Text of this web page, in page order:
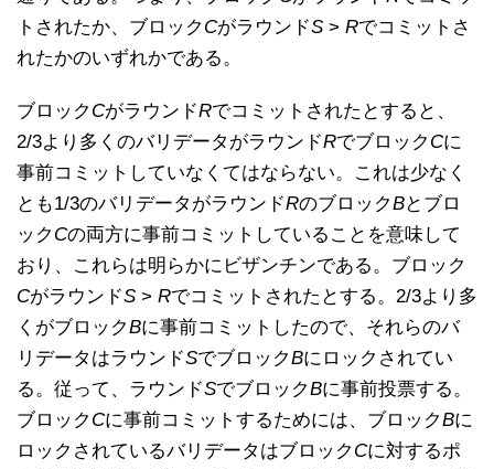
トされたか、ブロック CがラウンドS > Rでコミットさ
れたかのいずれかである。
ブロック CがラウンドRでコミットされたとすると、
2/3より多くのバリデータがラウンドRでブロック Cに
事前コミットしていなくてはならない。これは少なく
とも1/3のバリデータがラウンドRのブロックBとブロ
ック Cの両方に事前コミットしていることを意味して
おり、これらは明らかにビザンチンである。ブロック
CがラウンドS > Rでコミットされたとする。2/3より多
くがブロックBに事前コミットしたので、それらのバ
リデータはラウンドSでブロックBにロックされてい
る。従って、ラウンドSでブロックBに事前投票する。
ブロック Cに事前コミットするためには、ブロックBに
ロックされているバリデータはブロック Cに対するポ